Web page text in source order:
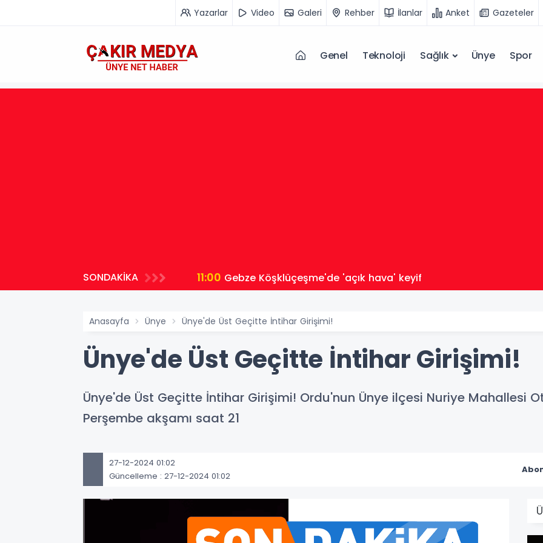
Yazarlar Video Galeri Rehber İlanlar Anket Gazeteler
Genel Teknoloji Sağlık Ünye Spor
SONDAKİKA 11:00 Gebze Köşklüçeşme'de 'açık hava' keyif
Anasayfa Ünye Ünye'de Üst Geçitte İntihar Girişimi!
Ünye'de Üst Geçitte İntihar Girişimi!
Ünye'de Üst Geçitte İntihar Girişimi! Ordu'nun Ünye ilçesi Nuriye Mahallesi
Perşembe akşamı saat 21
27-12-2024 01:02
Güncelleme : 27-12-2024 01:02